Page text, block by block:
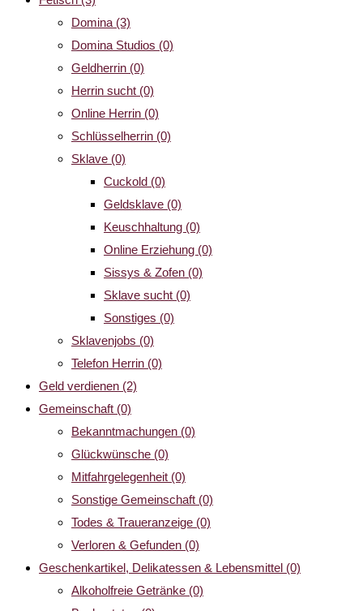
Domina (3)
Domina Studios (0)
Geldherrin (0)
Herrin sucht (0)
Online Herrin (0)
Schlüsselherrin (0)
Sklave (0)
Cuckold (0)
Geldsklave (0)
Keuschhaltung (0)
Online Erziehung (0)
Sissys & Zofen (0)
Sklave sucht (0)
Sonstiges (0)
Sklavenjobs (0)
Telefon Herrin (0)
Geld verdienen (2)
Gemeinschaft (0)
Bekanntmachungen (0)
Glückwünsche (0)
Mitfahrgelegenheit (0)
Sonstige Gemeinschaft (0)
Todes & Traueranzeige (0)
Verloren & Gefunden (0)
Geschenkartikel, Delikatessen & Lebensmittel (0)
Alkoholfreie Getränke (0)